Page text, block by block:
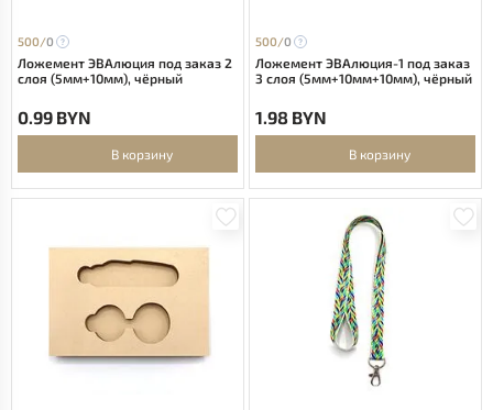
500/0
Ложемент ЭВАлюция под заказ 2
слоя (5мм+10мм), чёрный
0.99 BYN
В корзину
500/0
Ложемент ЭВАлюция-1 под заказ
3 слоя (5мм+10мм+10мм), чёрный
1.98 BYN
В корзину